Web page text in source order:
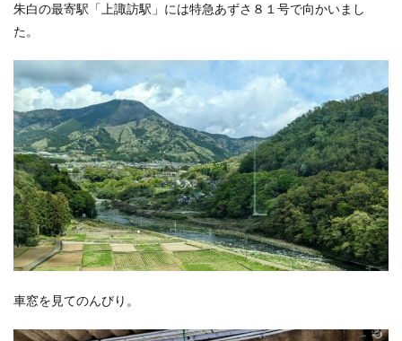
朱白の最寄駅「上諏訪駅」には特急あずさ８１号で向かいまし
た。
車窓を見てのんびり。